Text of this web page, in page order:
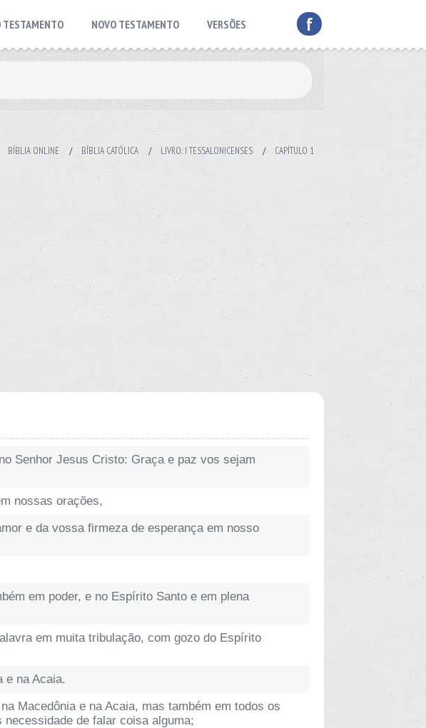
f
NOVO TESTAMENTO VERSÕES
BÍBLIA ONLINE / BÍBLIA CATÓLICA / LIVRO: I TESSALONICENSES / CAPÍTULO 1
Senhor Jesus Cristo: Graça e paz vos sejam
nossas orações,
e da vossa firmeza de esperança em nosso
em poder, e no Espírito Santo e em plena
em muita tribulação, com gozo do Espírito
e na Acaia.
Macedônia e na Acaia, mas também em todos os
de falar coisa alguma;